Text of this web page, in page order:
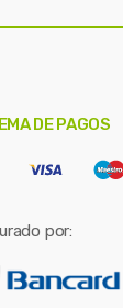
DE PAGOS
por: